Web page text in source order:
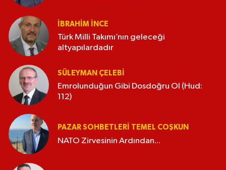
İBRAHIM İNCE
Türk Milli Takımı’nın geleceği
altyapılardadır
SÜLEYMAN ÇELEBI
Emrolunduğun Gibi Dosdoğru Ol (Hud:
112)
PAZAR SOHBETLERI TEMEL COŞKUN
NATO Zirvesinin Ardından...